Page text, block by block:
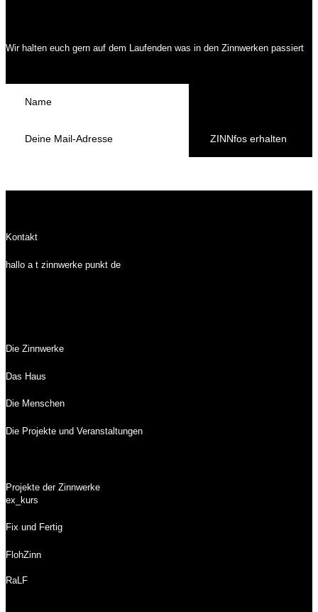
Wir halten euch gern auf dem Laufenden was in den Zinnwerken passiert
ZINNfos erhalten
Kontakt
hallo a t zinnwerke punkt de
Die Zinnwerke
Das Haus
Die Menschen
Die Projekte und Veranstaltungen
Projekte der Zinnwerke
ex_kurs
Fix und Fertig
FlohZinn
RaLF